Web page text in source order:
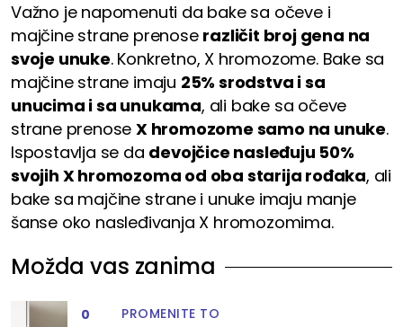
Važno je napomenuti da bake sa očeve i
majčine strane prenose različit broj gena na
svoje unuke. Konkretno, X hromozome. Bake sa
majčine strane imaju 25% srodstva i sa
unucima i sa unukama, ali bake sa očeve
strane prenoseX hromozome samo na unuke.
Ispostavlja se da devojčice nasleđuju 50%
svojih X hromozoma od oba starija rođaka, ali
bake sa majčine strane i unuke imaju manje
šanse oko nasleđivanja X hromozomima.
Možda vas zanima
0 PROMENITE TO